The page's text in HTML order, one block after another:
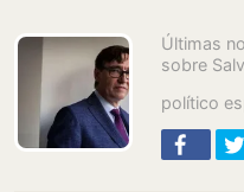
Últimas
sobre
político